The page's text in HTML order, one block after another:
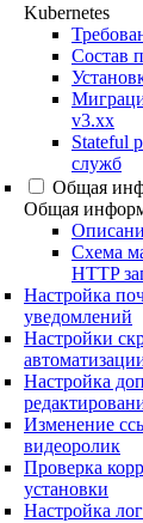
Kubernetes
Состав
v3.xx
Stateful
служб
Общая
Общая
Схема
HTTP
Настройка
уведомлений
Настройки
Настройка
Изменение
видеоролик
Проверка
установки
Настройка